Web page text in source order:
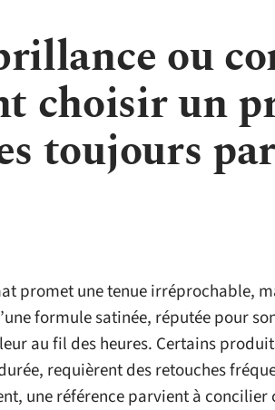
ou
choisir un
toujours
promet une tenue irréprochable,
formule satinée, réputée pour
au fil des heures. Certains
requièrent des retouches
une référence parvient à concilier